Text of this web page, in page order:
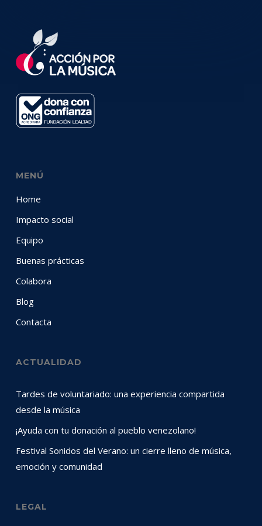
MENÚ
Home
Impacto social
Equipo
Buenas prácticas
Colabora
Blog
Contacta
ACTUALIDAD
Tardes de voluntariado: una experiencia compartida
desde la música
¡Ayuda con tu donación al pueblo venezolano!
Festival Sonidos del Verano: un cierre lleno de música,
emoción y comunidad
LEGAL